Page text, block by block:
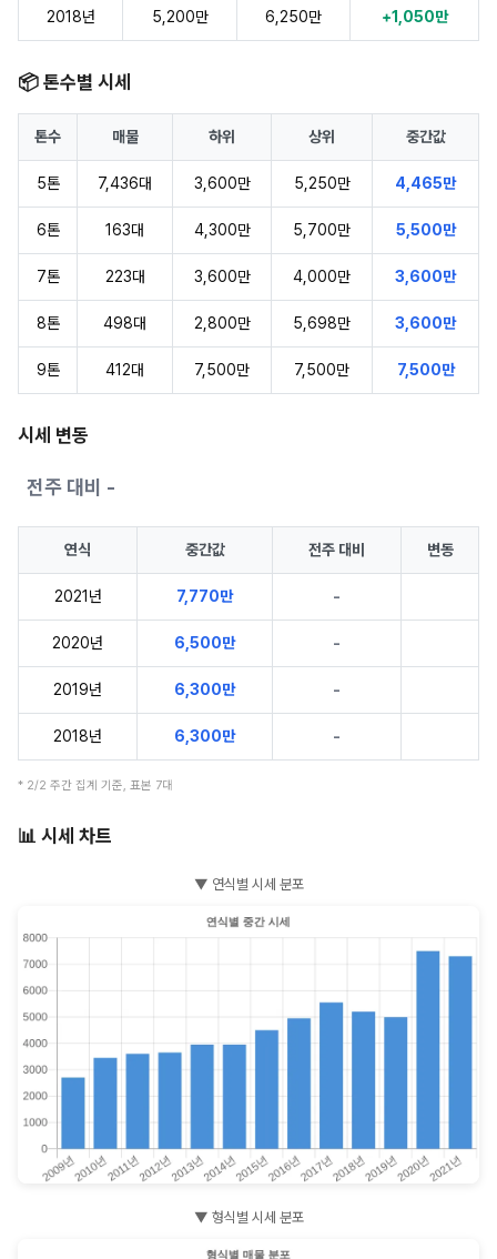
2018년 5,200만 6,250만 +1,050만
📦 톤수별 시세
톤수 매물 하위 상위 중간값
5톤 7,436대 3,600만 5,250만 4,465만
6톤 163대 4,300만 5,700만 5,500만
7톤 223대 3,600만 4,000만 3,600만
8톤 498대 2,800만 5,698만 3,600만
9톤 412대 7,500만 7,500만 7,500만
시세 변동
전주 대비 -
연식 중간값 전주 대비 변동
2021년 7,770만 -
2020년 6,500만 -
2019년 6,300만 -
2018년 6,300만 -
* 2/2 주간 집계 기준, 표본 7대
📊 시세 차트
▼ 연식별 시세 분포
▼ 형식별 시세 분포